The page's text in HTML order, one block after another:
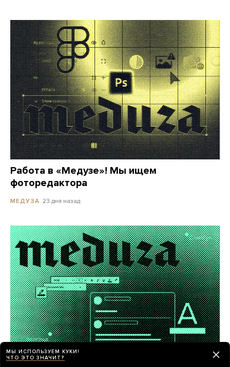
Работа в «Медузе»! Мы ищем
фоторедактора
МЕДУЗА 23 дня назад
МЫ ИСПОЛЬЗУЕМ КУКИ!
ЧТО ЭТО ЗНАЧИТ?